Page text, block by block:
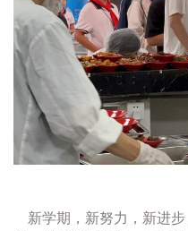
新学期，新努力，新进